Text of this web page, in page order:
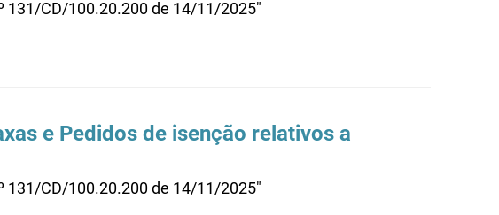
131/CD/100.20.200 de 14/11/2025"
e Pedidos de isenção relativos a
131/CD/100.20.200 de 14/11/2025"